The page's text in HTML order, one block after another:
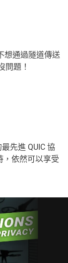
想通過隧道傳送
問題！
先進 QUIC 協
，依然可以享受